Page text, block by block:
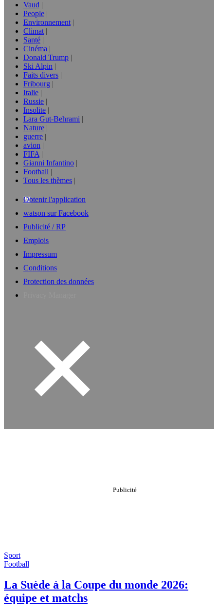
Vaud
People
Environnement
Climat
Santé
Cinéma
Donald Trump
Ski Alpin
Faits divers
Fribourg
Italie
Russie
Insolite
Lara Gut-Behrami
Nature
guerre
avion
FIFA
Gianni Infantino
Football
Tous les thèmes
Obtenir l'application
watson sur Facebook
Publicité / RP
Emplois
Impressum
Conditions
Protection des données
Sport
Football
La Suède à la Coupe du monde 2026:
équipe et matchs